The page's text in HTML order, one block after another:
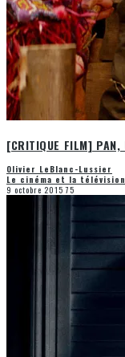
[CRITIQUE FILM] PAN,
Olivier LeBlanc-Lussier
Le cinéma et la télévision
9 octobre 2015 75